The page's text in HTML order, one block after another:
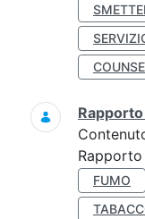
Rapporto
FUMO